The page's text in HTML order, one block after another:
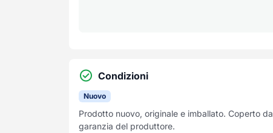
Condizioni
Nuovo
Prodotto nuovo, originale e imballato. Coperto da
garanzia del produttore.